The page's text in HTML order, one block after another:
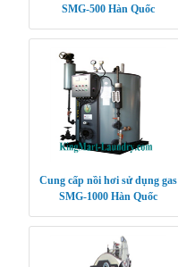
SMG-500 Hàn Quốc
Cung cấp nồi hơi sử dụng gas
SMG-1000 Hàn Quốc